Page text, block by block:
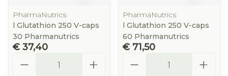
PharmaNutrics
l Glutathion 250 V-caps
30 Pharmanutrics
€ 37,40
PharmaNutrics
l Glutathion 250 V-caps
60 Pharmanutrics
€ 71,50